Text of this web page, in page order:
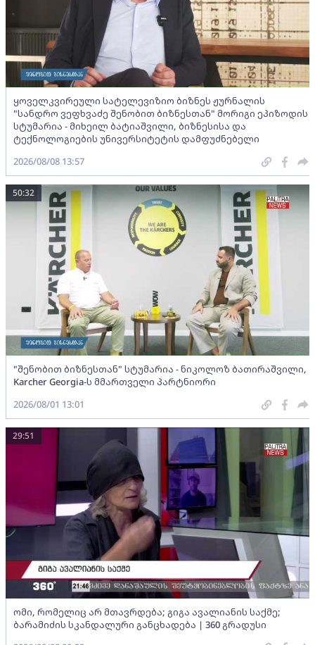
ყოველკვირეული სატელევიზიო ბიზნეს ჟურნალის
"სანდრო ვეფხვაძე შენობით ბიზნესთან" მორიგი ეპიზოდის
სტუმარია - მიხეილ ბატიაშვილი, ბიზნესისა და
ტექნოლოგიების უნივერსიტეტის დამფუძნებელი
2026/08/08 13:57
"შენობით ბიზნესთან" სტუმარია - ნიკოლოზ ბათირაშვილი,
Karcher Georgia-ს მმართველი პარტნიორი
50:32
2026/08/01 13:01
ომი, რომელიც არ მთავრდება; გიგა ავალიანის საქმე;
ბარამიძის სკანდალური განცხადება | 360 გრადუსი
29:51